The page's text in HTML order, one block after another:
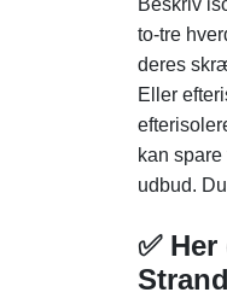
Beskriv
to-tre
deres
Eller
kan
udbud.
✅
Strand